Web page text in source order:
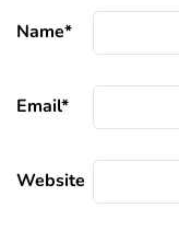
Name*
Email*
Website